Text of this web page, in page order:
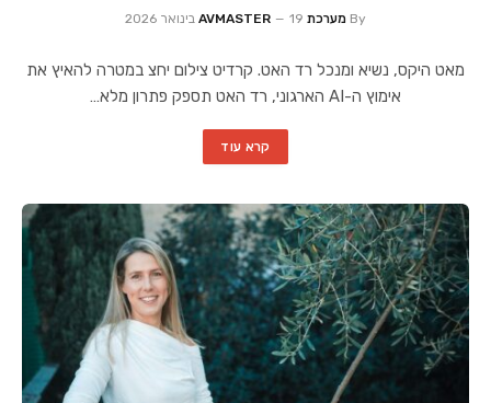
By מערכת AVMASTER 19 בינואר 2026
מאט היקס, נשיא ומנכל רד האט. קרדיט צילום יחצ במטרה להאיץ את
אימוץ ה-AI הארגוני, רד האט תספק פתרון מלא…
קרא עוד